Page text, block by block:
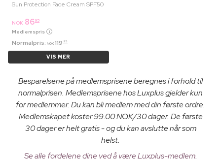
Sun Protection Face Cream SPF50
NOK 8695
Medlemspris
Normalpris: NOK 119 95
VIS MER
Besparelsene på medlemsprisene beregnes i forhold til
normalprisen. Medlemsprisene hos Luxplus gjelder kun
for medlemmer. Du kan bli medlem med din første ordre.
Medlemskapet koster 99.00 NOK/30 dager. De første
30 dager er helt gratis - og du kan avslutte når som
helst.
Se alle fordelene dine ved å være Luxplus-medlem.